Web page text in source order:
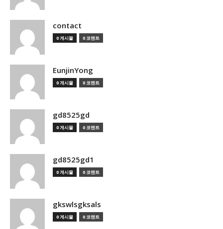
contact
0 게시물 0 코멘트
EunjinYong
0 게시물 0 코멘트
gd8525gd
0 게시물 0 코멘트
gd8525gd1
0 게시물 0 코멘트
gkswlsgksals
0 게시물 0 코멘트